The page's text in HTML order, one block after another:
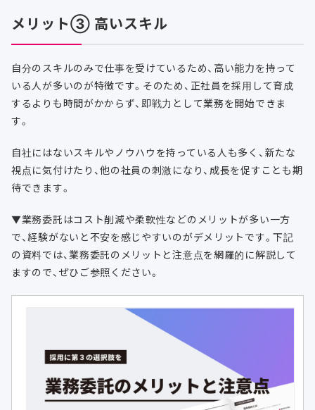
メリット③ 高いスキル
自分のスキルのみで仕事を受けているため、高い能力を持って
いる人が多いのが特徴です。そのため、正社員を採用して育成
するよりも時間がかからず、即戦力として業務を開始できま
す。
自社にはないスキルやノウハウを持っている人も多く、新たな
視点に気付けたり、他の社員の刺激になり、成長を促すことも期
待できます。
▼業務委託はコスト削減や柔軟性などのメリットが多い一方
で、経験がないと不安を感じやすいのがデメリットです。下記
の資料では、業務委託のメリットと注意点を網羅的に解説して
ますので、ぜひご参照ください。